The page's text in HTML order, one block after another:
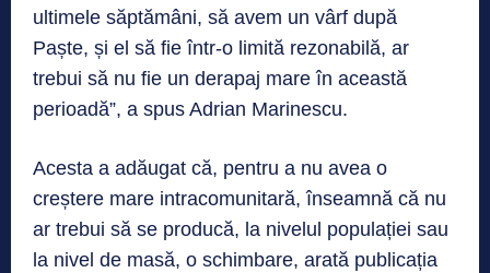
ultimele săptămâni, să avem un vârf după
Paște, și el să fie într-o limită rezonabilă, ar
trebui să nu fie un derapaj mare în această
perioadă”, a spus Adrian Marinescu.
Acesta a adăugat că, pentru a nu avea o
creștere mare intracomunitară, înseamnă că nu
ar trebui să se producă, la nivelul populației sau
la nivel de masă, o schimbare, arată publicația